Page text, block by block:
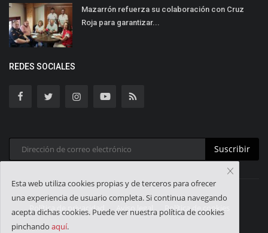
Mazarrón refuerza su colaboración con Cruz
Roja para garantizar...
REDES SOCIALES
Suscribir
Política de privacidad Aviso legal Política de cookies
Esta web utiliza cookies propias y de terceros para ofrecer
una experiencia de usuario completa. Si continua navegando
acepta dichas cookies. Puede ver nuestra política de cookies
pinchando aquí.